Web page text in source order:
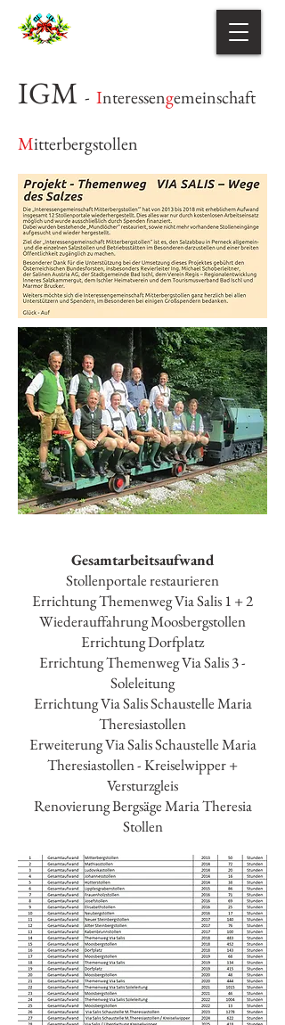
IGM - Interessengemeinschaft
Mitterbergstollen
Gesamtarbeitsaufwand
Stollenportale restaurieren
Errichtung Themenweg Via Salis 1 + 2
Wiederauffahrung Moosbergstollen
Errichtung Dorfplatz
Errichtung Themenweg Via Salis 3 -
Soleleitung
Errichtung Via Salis Schaustelle Maria
Theresiastollen
Erweiterung Via Salis Schaustelle Maria
Theresiastollen - Kreiselwipper +
Versturzgleis
Renovierung Bergsäge Maria Theresia
Stollen